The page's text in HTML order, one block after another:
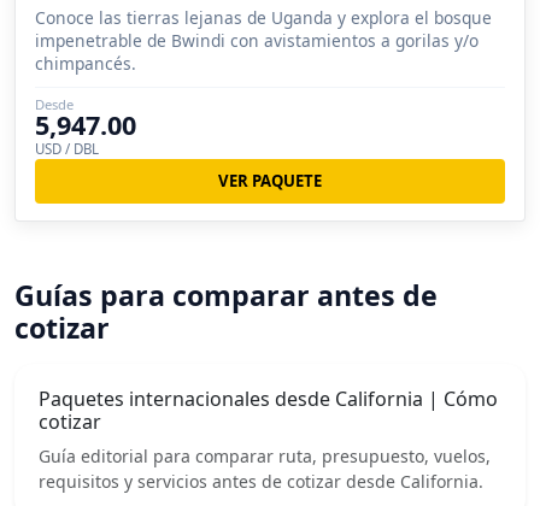
Conoce las tierras lejanas de Uganda y explora el bosque
impenetrable de Bwindi con avistamientos a gorilas y/o
chimpancés.
Desde
5,947.00
USD / DBL
VER PAQUETE
Guías para comparar antes de
cotizar
Paquetes internacionales desde California | Cómo
cotizar
Guía editorial para comparar ruta, presupuesto, vuelos,
requisitos y servicios antes de cotizar desde California.